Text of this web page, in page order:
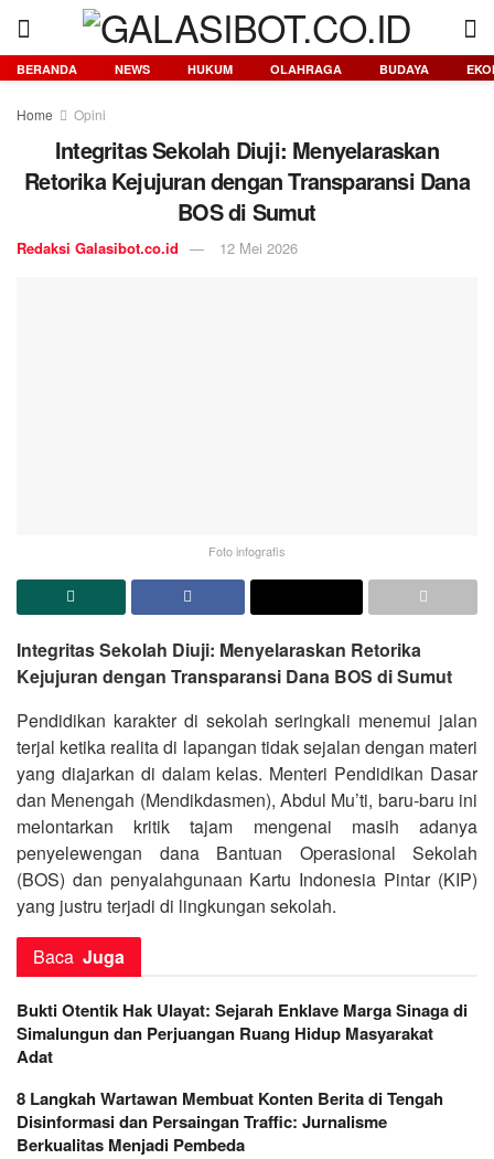
BERANDA NEWS HUKUM OLAHRAGA BUDAYA
Home Opini
Integritas Sekolah Diuji: Menyelaraskan
Retorika Kejujuran dengan Transparansi Dana
BOS di Sumut
Redaksi Galasibot.co.id 12 Mei 2026
Foto infografis
Integritas Sekolah Diuji: Menyelaraskan Retorika
Kejujuran dengan Transparansi Dana BOS di Sumut
Pendidikan karakter di sekolah seringkali menemui jalan
terjal ketika realita di lapangan tidak sejalan dengan materi
yang diajarkan di dalam kelas. Menteri Pendidikan Dasar
dan Menengah (Mendikdasmen), Abdul Mu’ti, baru-baru ini
melontarkan kritik tajam mengenai masih adanya
penyelewengan dana Bantuan Operasional Sekolah
(BOS) dan penyalahgunaan Kartu Indonesia Pintar (KIP)
yang justru terjadi di lingkungan sekolah.
Baca Juga
Bukti Otentik Hak Ulayat: Sejarah Enklave Marga Sinaga di
Simalungun dan Perjuangan Ruang Hidup Masyarakat
Adat
8 Langkah Wartawan Membuat Konten Berita di Tengah
Disinformasi dan Persaingan Traffic: Jurnalisme
Berkualitas Menjadi Pembeda